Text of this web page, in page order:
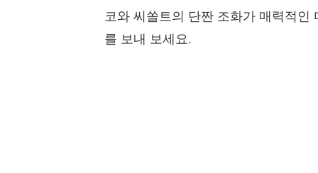
코와 씨쏠트의 단짠 조화가 매력적
를 보내 보세요.